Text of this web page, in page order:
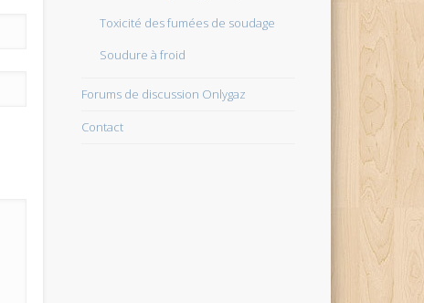
Toxicité des fumées de soudage
Soudure à froid
Forums de discussion Onlygaz
Contact